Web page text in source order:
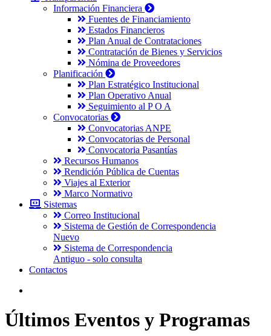
Información Financiera
Fuentes de Financiamiento
Estados Financieros
Plan Anual de Contrataciones
Contratación de Bienes y Servicios
Nómina de Proveedores
Planificación
Plan Estratégico Institucional
Plan Operativo Anual
Seguimiento al P O A
Convocatorias
Convocatorias ANPE
Convocatorias de Personal
Convocatoria Pasantías
Recursos Humanos
Rendición Pública de Cuentas
Viajes al Exterior
Marco Normativo
Sistemas
Correo Institucional
Sistema de Gestión de Correspondencia
Nuevo
Sistema de Correspondencia
Antiguo - solo consulta
Contactos
Últimos Eventos y Programas